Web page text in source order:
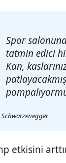
Spor
tatmin edici
Kan,
etkisini